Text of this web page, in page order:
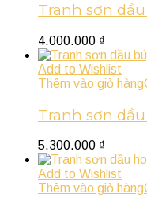
Tranh sơn
4.000.000 ₫
Add to Wishlist
Thêm vào giỏ hàng
Tranh sơn
5.300.000 ₫
Add to Wishlist
Thêm vào giỏ hàng